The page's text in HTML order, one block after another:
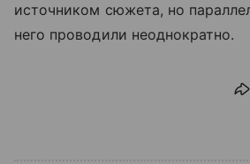
источником сюжета, но
него проводили неоднократно.